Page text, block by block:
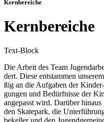
Kern­be­rei­che
Kern­be­rei­che
Text-Block
Die Arbeit des Team
dert. Die­se ent­stam­men unse­rem
ßig an die Auf­ga­ben der
gun­gen und Bedürf­nis­se der
ange­passt wird. Dar­über
den Skate­park, die
be­kel­ler und den